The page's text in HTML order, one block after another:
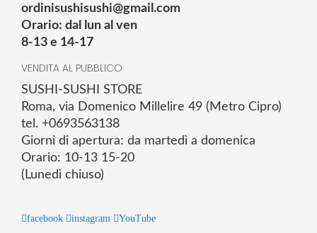
ordinisushisushi@gmail.com
Orario: dal lun al ven
8-13 e 14-17
VENDITA AL PUBBLICO
SUSHI-SUSHI STORE
Roma, via Domenico Millelire 49 (Metro Cipro)
tel. +0693563138
Giorni di apertura: da martedì a domenica
Orario: 10-13 15-20
(Lunedì chiuso)
facebook instagram YouTube